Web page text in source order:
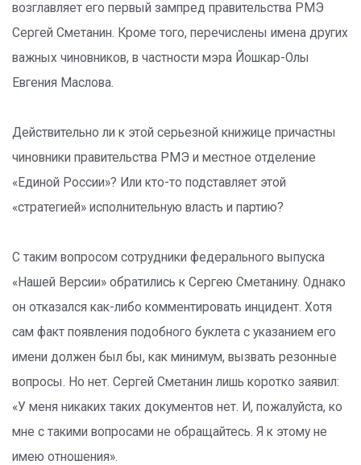
возглавляет его первый зампред правительства РМЭ
Сергей Сметанин. Кроме того, перечислены имена других
важных чиновников, в частности мэра Йошкар-Олы
Евгения Маслова.
Действительно ли к этой серьезной книжице причастны
чиновники правительства РМЭ и местное отделение
«Единой России»? Или кто-то подставляет этой
«стратегией» исполнительную власть и партию?
С таким вопросом сотрудники федерального выпуска
«Нашей Версии» обратились к Сергею Сметанину. Однако
он отказался как-либо комментировать инцидент. Хотя
сам факт появления подобного буклета с указанием его
имени должен был бы, как минимум, вызвать резонные
вопросы. Но нет. Сергей Сметанин лишь коротко заявил:
«У меня никаких таких документов нет. И, пожалуйста, ко
мне с такими вопросами не обращайтесь. Я к этому не
имею отношения».